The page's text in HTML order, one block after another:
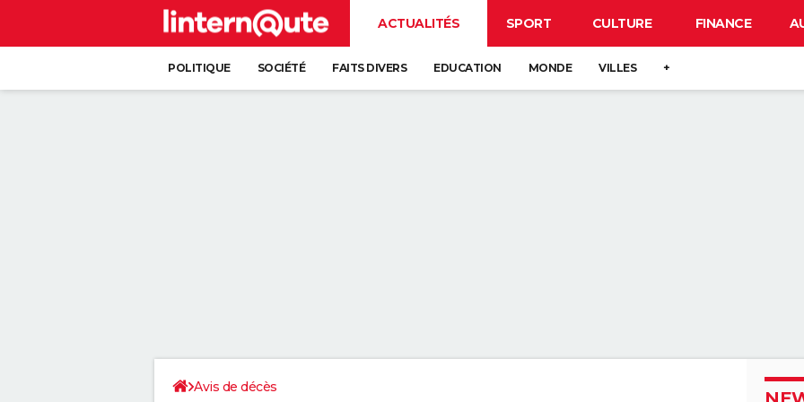
ACTUALITÉS SPORT CULTURE FINANCE
POLITIQUE SOCIÉTÉ FAITS DIVERS EDUCATION MONDE VILLES +
Avis de décès